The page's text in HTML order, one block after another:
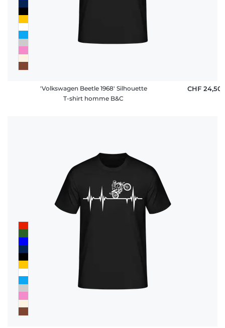
'Volkswagen Beetle 1968' Silhouette
T-shirt homme B&C
CHF 24,50